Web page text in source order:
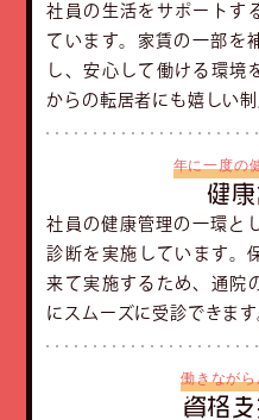
社員の生活をサポートす
ています。家賃の一部を
し、安心して働ける環境
からの転居者にも嬉しい制
年に一度の
健
社員の健康管理の一環と
診断を実施しています。
来て実施するため、通院
にスムーズに受診できます
働きなが
資格